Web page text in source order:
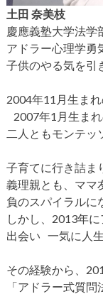
土田 奈美枝
慶應義塾大学法学
アドラー心理学勇
子供のやる気を引
2004年11月生ま
2007年1月生ま
二人ともモンテッ
子育てに行き詰ま
義理親とも、ママ
負のスパイラルに
しかし、2013年
出会い 一気に人
その経験から、
「アドラー式質